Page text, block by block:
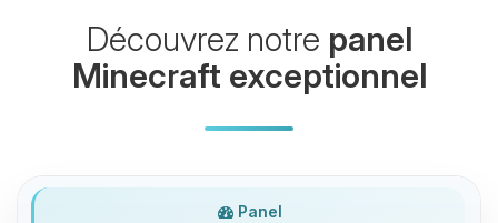
Découvrez notre panel
Minecraft exceptionnel
Panel